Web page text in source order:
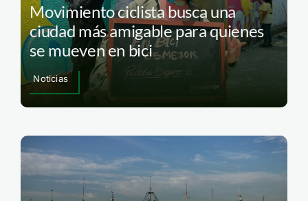
Movimiento ciclista busca una
ciudad más amigable para quienes
se mueven en bici
Noticias